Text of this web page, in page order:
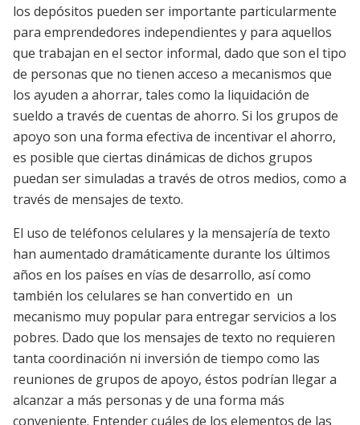
los depósitos pueden ser importante particularmente
para emprendedores independientes y para aquellos
que trabajan en el sector informal, dado que son el tipo
de personas que no tienen acceso a mecanismos que
los ayuden a ahorrar, tales como la liquidación de
sueldo a través de cuentas de ahorro. Si los grupos de
apoyo son una forma efectiva de incentivar el ahorro,
es posible que ciertas dinámicas de dichos grupos
puedan ser simuladas a través de otros medios, como a
través de mensajes de texto.
El uso de teléfonos celulares y la mensajería de texto
han aumentado dramáticamente durante los últimos
años en los países en vías de desarrollo, así como
también los celulares se han convertido en un
mecanismo muy popular para entregar servicios a los
pobres. Dado que los mensajes de texto no requieren
tanta coordinación ni inversión de tiempo como las
reuniones de grupos de apoyo, éstos podrían llegar a
alcanzar a más personas y de una forma más
conveniente. Entender cuáles de los elementos de las